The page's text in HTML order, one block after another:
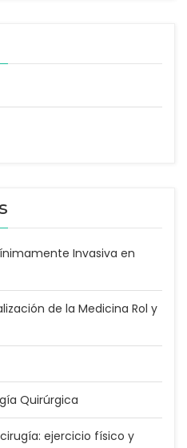
Invasiva en
de la Medicina Rol y
Quirúrgica
ejercicio físico y